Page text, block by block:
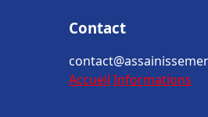
Contact
Accueil Informations